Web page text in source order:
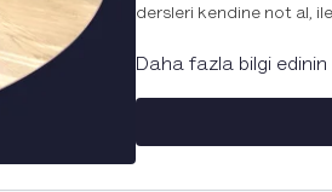
dersleri kendine not al,
Dersleri yaparken
Daha fazla bilgi edinin